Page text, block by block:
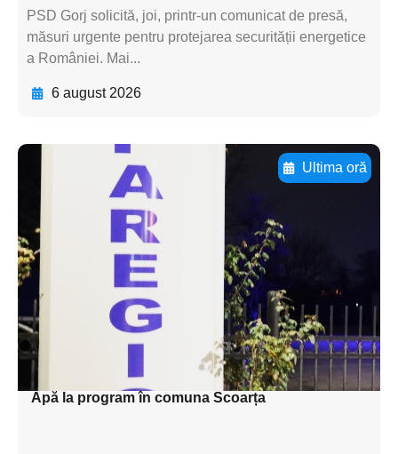
PSD Gorj solicită, joi, printr-un comunicat de presă,
măsuri urgente pentru protejarea securității energetice
a României. Mai...
6 august 2026
Ultima oră
Adaugă aici textul pentru
subtitluAdaugă aici
textul pentru
subtitluAdaugă aici
textul pentru
subtitluAdaugă aici
textul pentru subti
Apă la program în comuna Scoarța